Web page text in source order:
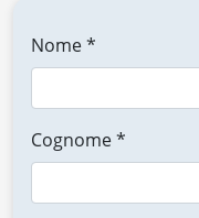
Nome *
Cognome *